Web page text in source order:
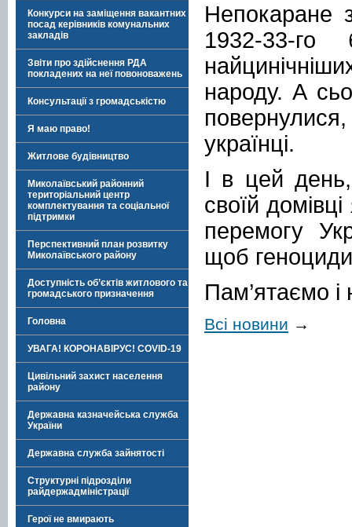
Конкурси на заміщення вакантних
посад керівників комунальних
закладів
Звіти про здійснення РДА
покладених на неї повоноважень
Консультації з громадськістю
Я маю право!
Житлове будівництво
Миколаївський районний
територіальний центр
комплектування та соціальної
підтримки
Перспективний план розвитку
Миколаївського району
Доступність об’єктів житлового та
громадського призначення
Головна
УВАГА! КОРОНАВІРУС! COVID-19
Цивільний захист населення
району
Державна казначейська служба
України
Державна служба зайнятості
Структурні підрозділи
райдержадміністрації
Герої не вмирають
Непокаране
1932-33-
народу. А
українці.
І в цей
своїй
перемогу
щоб
Пам’ятаємо
Всі новини →